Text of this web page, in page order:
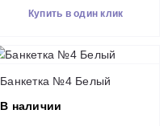
Купить в один клик
Банкетка №4 Белый
В наличии